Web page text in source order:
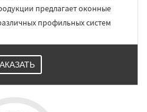
предлагает оконные
профильных систем